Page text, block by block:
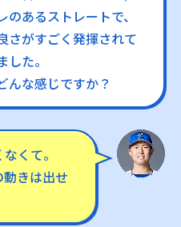
のあるストレートで、
さがすごく発揮されて
した。
んな感じですか？
くて。
きは出せ